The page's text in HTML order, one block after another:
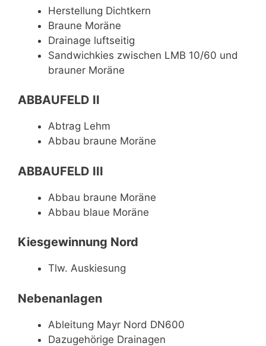
Herstellung Dichtkern
Braune Moräne
Drainage luftseitig
Sandwichkies zwischen LMB 10/60 und
brauner Moräne
ABBAUFELD II
Abtrag Lehm
Abbau braune Moräne
ABBAUFELD III
Abbau braune Moräne
Abbau blaue Moräne
Kiesgewinnung Nord
Tlw. Auskiesung
Nebenanlagen
Ableitung Mayr Nord DN600
Dazugehörige Drainagen